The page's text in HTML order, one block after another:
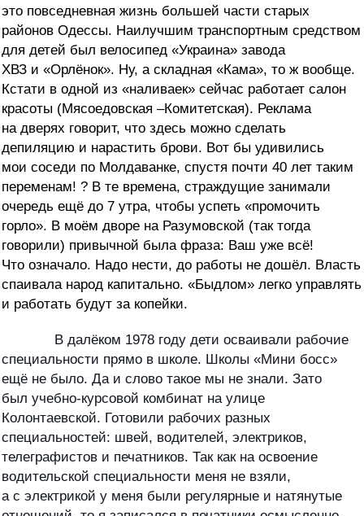
это повседневная жизнь большей части старых
районов Одессы. Наилучшим транспортным средством
для детей был велосипед «Украина» завода
ХВЗ и «Орлёнок». Ну, а складная «Кама», то ж вообще.
Кстати в одной из «наливаек» сейчас работает салон
красоты (Мясоедовская –Комитетская). Реклама
на дверях говорит, что здесь можно сделать
депиляцию и нарастить брови. Вот бы удивились
мои соседи по Молдаванке, спустя почти 40 лет таким
переменам! ? В те времена, страждущие занимали
очередь ещё до 7 утра, чтобы успеть «промочить
горло». В моём дворе на Разумовской (так тогда
говорили) привычной была фраза: Ваш уже всё!
Что означало. Надо нести, до работы не дошёл. Власть
спаивала народ капитально. «Быдлом» легко управлять
и работать будут за копейки.
В далёком 1978 году дети осваивали рабочие
специальности прямо в школе. Школы «Мини босс»
ещё не было. Да и слово такое мы не знали. Зато
был учебно-курсовой комбинат на улице
Колонтаевской. Готовили рабочих разных
специальностей: швей, водителей, электриков,
телеграфистов и печатников. Так как на освоение
водительской специальности меня не взяли,
а с электрикой у меня были регулярные и натянутые